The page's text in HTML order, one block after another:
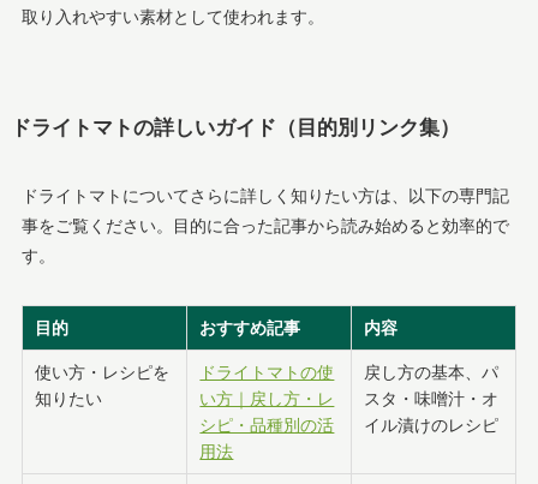
取り入れやすい素材として使われます。
ドライトマトの詳しいガイド（目的別リンク集）
ドライトマトについてさらに詳しく知りたい方は、以下の専門記
事をご覧ください。目的に合った記事から読み始めると効率的で
す。
目的 おすすめ記事 内容
使い方・レシピを
知りたい
ドライトマトの使
い方｜戻し方・レ
シピ・品種別の活
用法
戻し方の基本、パ
スタ・味噌汁・オ
イル漬けのレシピ